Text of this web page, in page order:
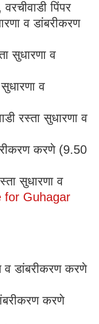
पिंपर
व डांबरीकरण
सुधारणा व
व
रस्ता सुधारणा व
करणे (9.50
सुधारणा व
for Guhagar
व डांबरीकरण करणे
करणे